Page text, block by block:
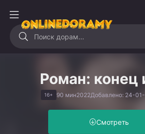
Роман: конец
16+ 90 мин2022Добавлено: 24-
Смотреть